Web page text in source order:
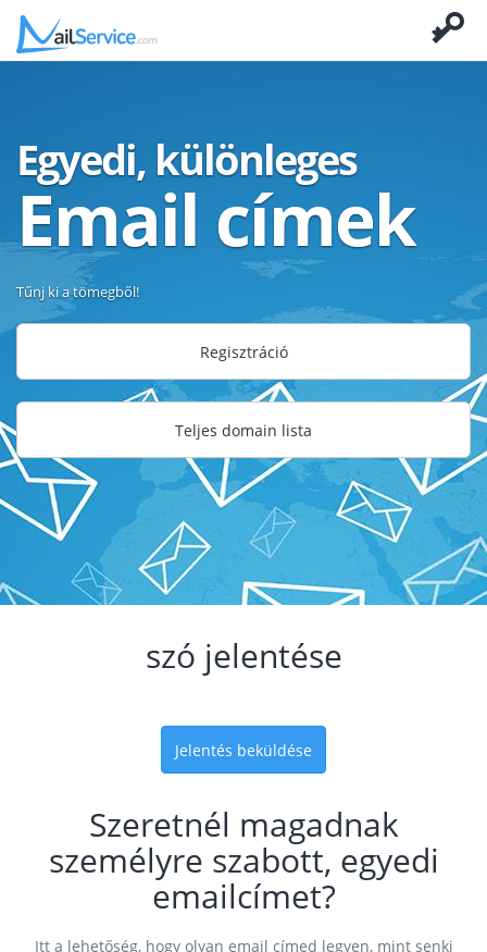
Egyedi, különleges
Email címek
Tűnj ki a tömegből!
Regisztráció
Teljes domain lista
szó jelentése
Jelentés beküldése
Szeretnél magadnak
személyre szabott, egyedi
emailcímet?
Itt a lehetőség, hogy olyan email címed legyen, mint senki